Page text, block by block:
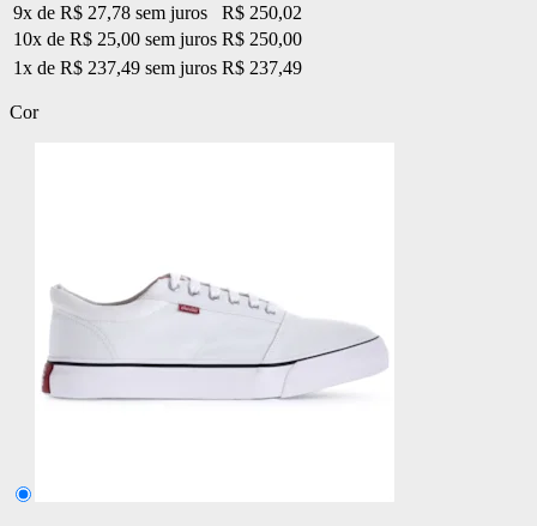
9x de R$ 27,78 sem juros
R$ 250,02
10x de R$ 25,00 sem juros R$ 250,00
1x de R$ 237,49 sem juros R$ 237,49
Cor